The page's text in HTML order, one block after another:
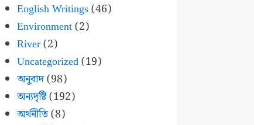
English Writings(46)
Environment(2)
River(2)
Uncategorized(19)
অনুবাদ(98)
অন্যদৃষ্টি(192)
অর্থনীতি(8)